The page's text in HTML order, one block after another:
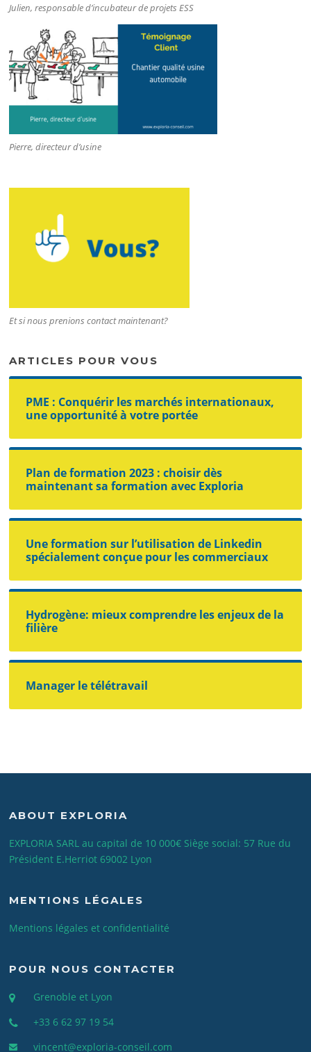
Julien, responsable d’incubateur de projets ESS
Pierre, directeur d’usine
Et si nous prenions contact maintenant?
ARTICLES POUR VOUS
PME : Conquérir les marchés internationaux,
une opportunité à votre portée
Plan de formation 2023 : choisir dès
maintenant sa formation avec Exploria
Une formation sur l’utilisation de Linkedin
spécialement conçue pour les commerciaux
Hydrogène: mieux comprendre les enjeux de la
filière
Manager le télétravail
ABOUT EXPLORIA
EXPLORIA SARL au capital de 10 000€ Siège social: 57 Rue du
Président E.Herriot 69002 Lyon
MENTIONS LÉGALES
Mentions légales et confidentialité
POUR NOUS CONTACTER
Grenoble et Lyon
+33 6 62 97 19 54
vincent@exploria-conseil.com